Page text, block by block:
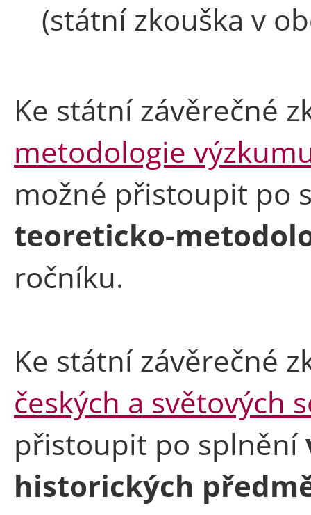
(státní zkouška v
Ke státní závěrečné
metodologie
možné přistoupit po
teoreticko-
ročníku.
Ke státní závěrečné
českých a světových
přistoupit po splnění
historických